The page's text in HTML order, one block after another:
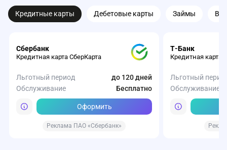
Кредитные карты Дебетовые карты Займы
Сбербанк
Кредитная карта СберКарта
Льготный период
до 120 дней
Обслуживание
Бесплатно
Оформить
Реклама ПАО «Сбербанк»
Т-Банк
Кредитная карта
Льготный
Обслуживание